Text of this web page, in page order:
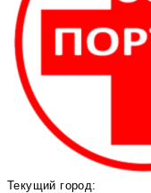
Текущий город: